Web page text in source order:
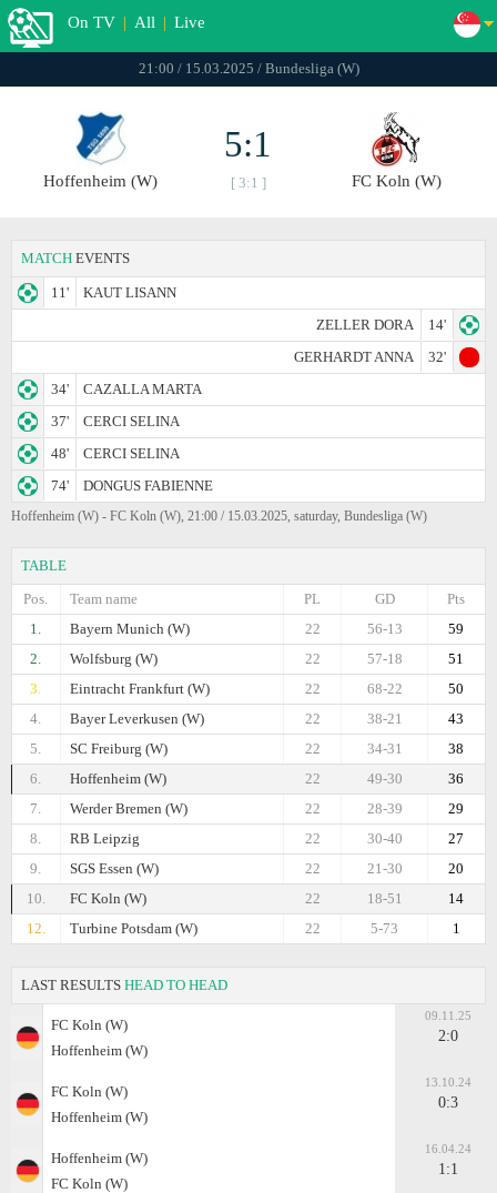
On TV | All | Live
21:00 / 15.03.2025 / Bundesliga (W)
Hoffenheim (W)
5:1
[ 3:1 ] FC Koln (W)
MATCH EVENTS
11'
KAUT LISANN
ZELLER DORA
14'
GERHARDT ANNA
32'
34'
CAZALLA MARTA
37'
CERCI SELINA
48'
CERCI SELINA
74'
DONGUS FABIENNE
Hoffenheim (W) - FC Koln (W), 21:00 / 15.03.2025, saturday, Bundesliga (W)
TABLE
Pos.
Team name Pts
GD
PL
1.
Bayern Munich (W) 59
56-13
22
2.
Wolfsburg (W) 51
57-18
22
3.
Eintracht Frankfurt (W) 50
68-22
22
4.
Bayer Leverkusen (W) 43
38-21
22
5.
SC Freiburg (W) 38
34-31
22
6.
Hoffenheim (W) 36
49-30
22
7.
Werder Bremen (W) 29
28-39
22
8.
RB Leipzig 27
30-40
22
9.
SGS Essen (W) 20
21-30
22
10.
FC Koln (W) 14
18-51
22
12.
Turbine Potsdam (W) 1
5-73
22
LAST RESULTS HEAD TO HEAD
FC Koln (W)
Hoffenheim (W)
09.11.25
2:0
FC Koln (W)
Hoffenheim (W)
13.10.24
0:3
Hoffenheim (W)
FC Koln (W)
16.04.24
1:1